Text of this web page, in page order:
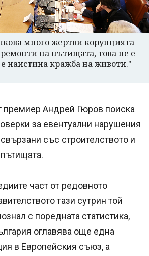
много жертви корупцията
на пътищата, това не е
наистина кражба на животи."
премиер Андрей Гюров поиска
за евентуални нарушения
със строителството и
част от редовното
тази сутрин той
с поредната статистика,
оглавява още една
в Европейския съюз, а